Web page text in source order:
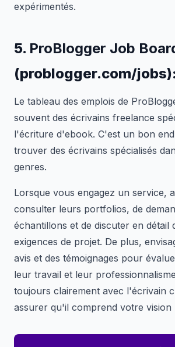
expérimentés.
5. ProBlogger Job
(problogger.com/jobs):
Le tableau des emplois de
souvent des écrivains freelance
l'écriture d'ebook. C'est un bon
trouver des écrivains spécialisés
genres.
Lorsque vous engagez un service,
consulter leurs portfolios, de
échantillons et de discuter en détail
exigences de projet. De plus,
avis et des témoignages pour
leur travail et leur
toujours clairement avec l'écrivain
assurer qu'il comprend votre